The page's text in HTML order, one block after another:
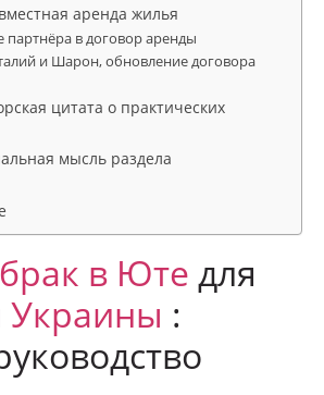
аренда жилья
партнёра в договор аренды
и Шарон, обновление договора
цитата о практических
мысль раздела
в Юте для
Украины :